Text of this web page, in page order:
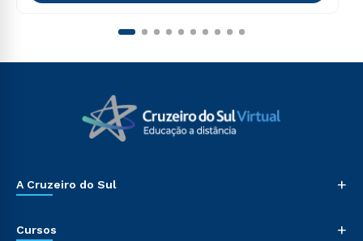
A Cruzeiro do Sul +
Cursos +